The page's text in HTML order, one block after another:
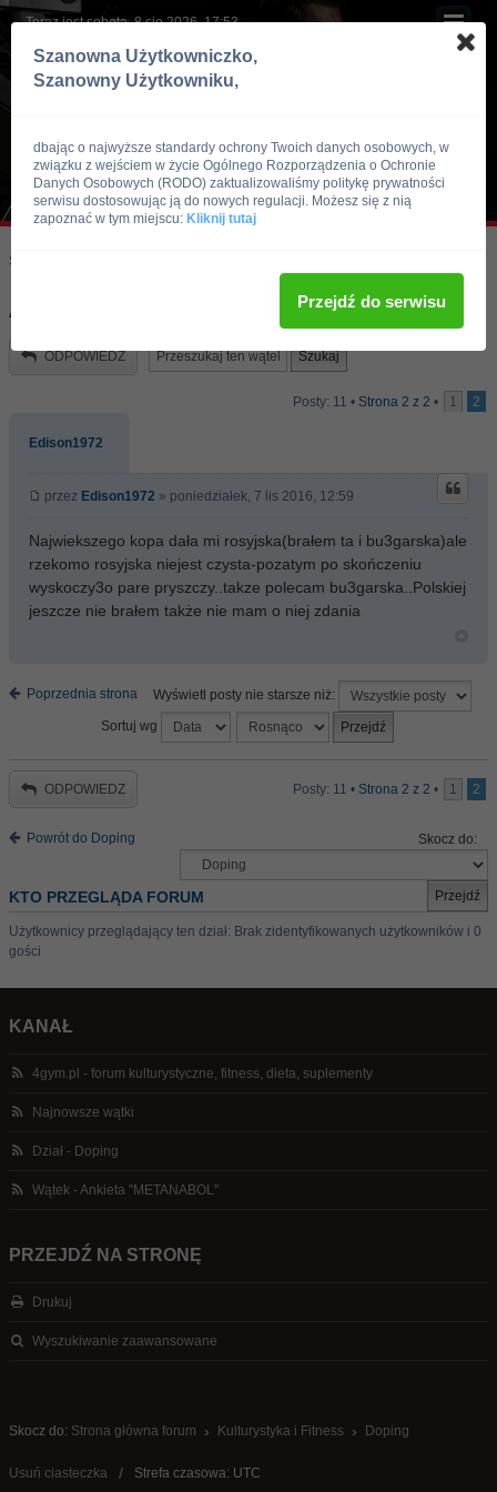
Teraz jest sobota, 8 sie 2026, 17:53
Skocz do:
Ankieta ''METANABOL''
ODPOWIEDZ
Posty: 11 • Strona 2 z 2 • 1 2
Edison1972
przez Edison1972 » poniedziałek, 7 lis 2016, 12:59
Najwiekszego kopa dała mi rosyjska(brałem ta i bu3garska)ale
rzekomo rosyjska niejest czysta-pozatym po skończeniu
wyskoczy3o pare pryszczy..takze polecam bu3garska..Polskiej
jeszcze nie brałem także nie mam o niej zdania
Poprzednia strona
Wyświetl posty nie starsze niż:
Sortuj wg
ODPOWIEDZ Posty: 11 • Strona 2 z 2 • 1 2
Powrót do Doping Skocz do:
KTO PRZEGLĄDA FORUM
Użytkownicy przeglądający ten dział: Brak zidentyfikowanych użytkowników i 0
gości
KANAŁ
4gym.pl - forum kulturystyczne, fitness, dieta, suplementy
Najnowsze wątki
Dział - Doping
Wątek - Ankieta ''METANABOL''
PRZEJDŹ NA STRONĘ
Drukuj
Wyszukiwanie zaawansowane
Skocz do: Strona główna forum Kulturystyka i Fitness Doping
Usuń ciasteczka Strefa czasowa: UTC
Szanowna Użytkowniczko,
Szanowny Użytkowniku,
dbając o najwyższe standardy ochrony Twoich danych osobowych, w
związku z wejściem w życie Ogólnego Rozporządzenia o Ochronie
Danych Osobowych (RODO) zaktualizowaliśmy politykę prywatności
serwisu dostosowując ją do nowych regulacji. Możesz się z nią
zapoznać w tym miejscu: Kliknij tutaj
Przejdź do serwisu